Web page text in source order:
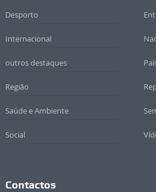
Desporto
Internacional
outros destaques
Região
Saúde e Ambiente
Social
Contactos